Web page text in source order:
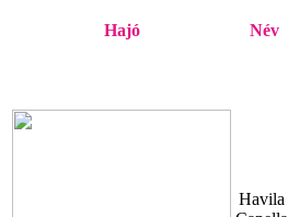
Hajó Név
Havila